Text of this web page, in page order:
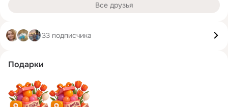
Все друзья
33 подписчика
Подарки